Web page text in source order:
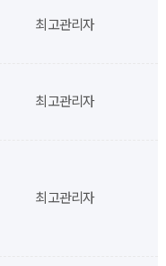
최고관리자
최고관리자
최고관리자